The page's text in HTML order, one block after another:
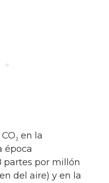
en la
época
partes por millón
del aire) y en la